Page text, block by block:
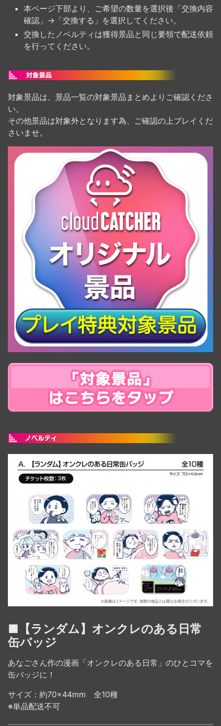
本ページ下部より、ご希望の数量を選択後「交換内容
確認」→「交換する」を選択してください。
交換したノベルティは獲得景品と同じ要領で配送依頼
を行ってください。
対象景品は、景品一覧の対象景品まとめよりご確認くださ
い。
その他景品は対象外となります為、ご確認の上プレイくだ
さいませ。
■【ランダム】オンクレのある日常
缶バッジ
あなごさん作の漫画「オンクレのある日常」のひとコマを
缶バッジに！
サイズ：約70×44mm 全10種
※単品配送不可